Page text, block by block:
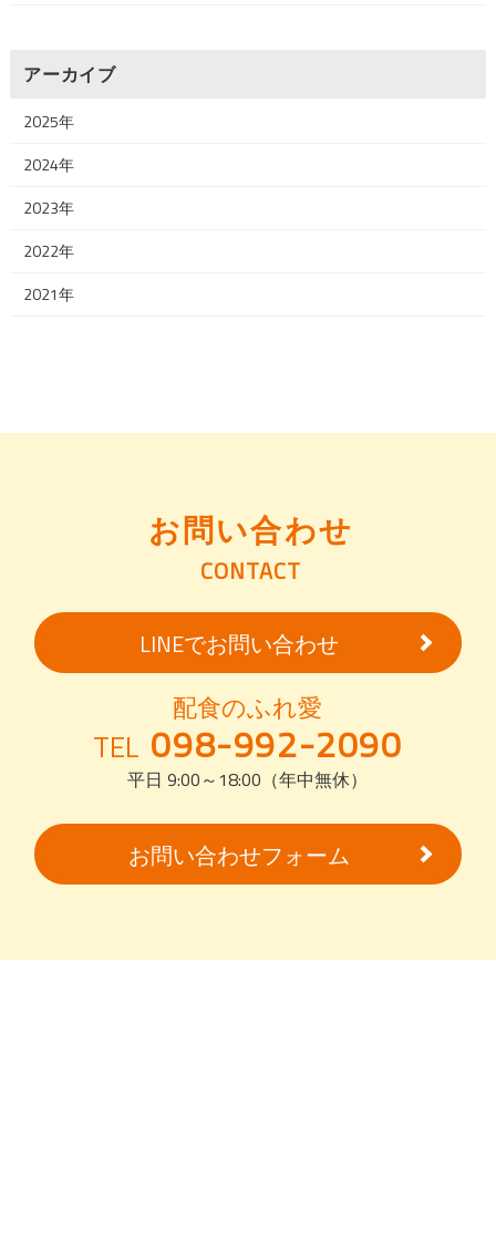
アーカイブ
2025年
2024年
2023年
2022年
2021年
お問い合わせ
CONTACT
LINEでお問い合わせ
配食のふれ愛
TEL 098-992-2090
平日 9:00～18:00（年中無休）
お問い合わせフォーム